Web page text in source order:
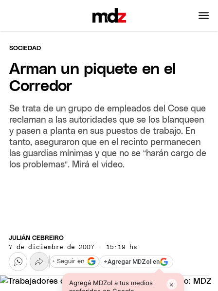
SOCIEDAD
Arman un piquete en el
Corredor
Se trata de un grupo de empleados del Cose que
reclaman a las autoridades que se los blanqueen
y pasen a planta en sus puestos de trabajo. En
tanto, aseguraron que en el recinto permanecen
las guardias mínimas y que no se “harán cargo de
los problemas”. Mirá el video.
JULIÁN CEBREIRO
7 de diciembre de 2007 · 15:19 hs
+Agregar MDZol en
Agregá MDZol a tus medios
×
+ Seguir en